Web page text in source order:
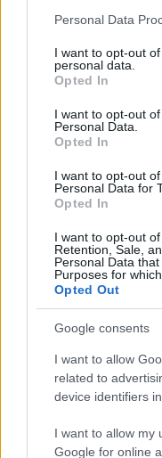
Please note that this
not limited to your visit
grant or deny consent
use your data for
consent section.
Personal Data
I want to opt-out
personal data.
Opted In
I want to opt-out
Personal Data.
Opted In
I want to opt-out
Personal Data for
Opted In
I want to opt-out
Retention, Sale,
Personal Data
Purposes for
Opted Out
Google consents
I want to allow
related to
device identifiers
I want to allow my
Google for online
Busószerviz és
Kanizsai
interaktív elemekben
EGYÉB
a Szociopoly
A Szociopoly a mai
szegény családok
aki szembeszáll a falu
akiknek helyzetébe a
akik jövedelemre csak
feketemunkából
IRODALOM